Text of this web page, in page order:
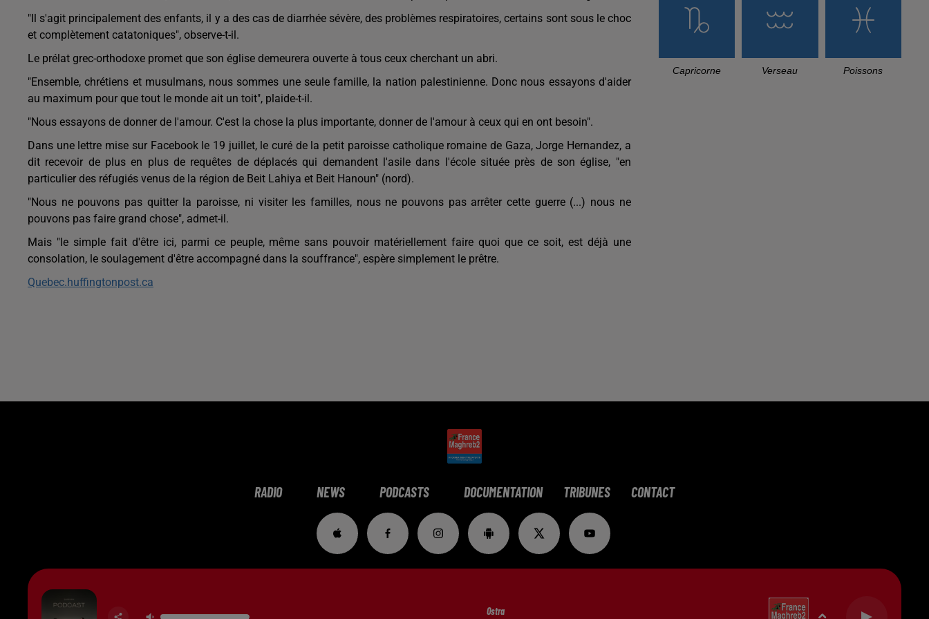
"Il s'agit principalement des enfants, il y a des cas de diarrhée sévère, des problèmes respiratoires, certains sont sous le choc
et complètement catatoniques", observe-t-il.
Le prélat grec-orthodoxe promet que son église demeurera ouverte à tous ceux cherchant un abri.
"Ensemble, chrétiens et musulmans, nous sommes une seule famille, la nation palestinienne. Donc nous essayons d'aider
au maximum pour que tout le monde ait un toit", plaide-t-il.
"Nous essayons de donner de l'amour. C'est la chose la plus importante, donner de l'amour à ceux qui en ont besoin".
Dans une lettre mise sur Facebook le 19 juillet, le curé de la petit paroisse catholique romaine de Gaza, Jorge Hernandez, a
dit recevoir de plus en plus de requêtes de déplacés qui demandent l'asile dans l'école située près de son église, "en
particulier des réfugiés venus de la région de Beit Lahiya et Beit Hanoun" (nord).
"Nous ne pouvons pas quitter la paroisse, ni visiter les familles, nous ne pouvons pas arrêter cette guerre (...) nous ne
pouvons pas faire grand chose", admet-il.
Mais "le simple fait d'être ici, parmi ce peuple, même sans pouvoir matériellement faire quoi que ce soit, est déjà une
consolation, le soulagement d'être accompagné dans la souffrance", espère simplement le prêtre.
Quebec.huffingtonpost.ca
Capricorne Verseau Poissons
RADIO NEWS PODCASTS DOCUMENTATION TRIBUNES CONTACT
Ostra